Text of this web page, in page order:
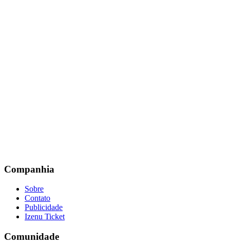
Companhia
Sobre
Contato
Publicidade
Izenu Ticket
Comunidade